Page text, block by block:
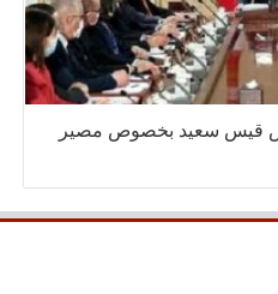
قيس سعيد بخصوص مصير